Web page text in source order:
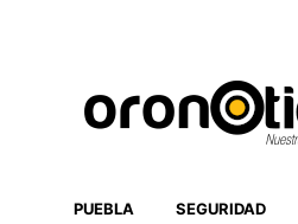
PUEBLA SEGURIDAD